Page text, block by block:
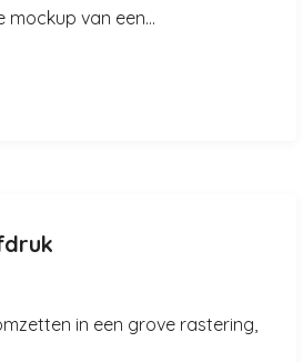
mockup van een...
in een grove rastering,